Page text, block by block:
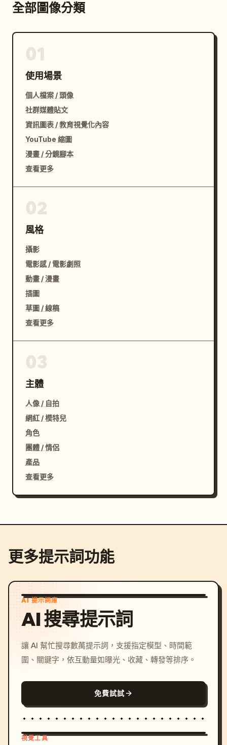
全部圖像分類
使用場景
個人檔案 / 頭像
社群媒體貼文
資訊圖表 / 教育視覺化內容
YouTube 縮圖
漫畫 / 分鏡腳本
查看更多
風格
攝影
電影感 / 電影劇照
動畫 / 漫畫
插圖
草圖 / 線稿
查看更多
主體
人像 / 自拍
網紅 / 模特兒
角色
團體 / 情侶
產品
查看更多
更多提示詞功能
AI 提示詞庫
AI 搜尋提示詞
讓 AI 幫忙搜尋數萬提示詞，支援指定模型、時間範
圍、關鍵字，依互動量如曝光、收藏、轉發等排序。
免費試試
視覺工具